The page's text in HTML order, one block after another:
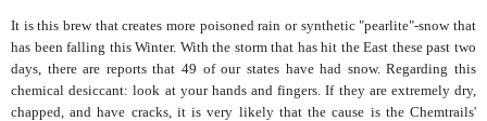
It is this brew that creates more poisoned rain or synthetic "pearlite"-snow that
has been falling this Winter. With the storm that has hit the East these past two
days, there are reports that 49 of our states have had snow. Regarding this
chemical desiccant: look at your hands and fingers. If they are extremely dry,
chapped, and have cracks, it is very likely that the cause is the Chemtrails'